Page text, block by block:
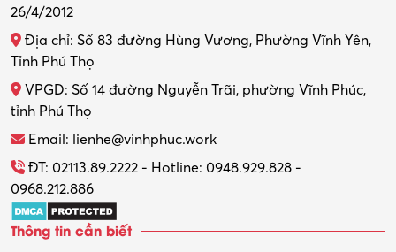
26/4/2012
Địa chỉ: Số 83 đường Hùng Vương, Phường Vĩnh Yên,
Tỉnh Phú Thọ
VPGD: Số 14 đường Nguyễn Trãi, phường Vĩnh Phúc,
tỉnh Phú Thọ
Email: lienhe@vinhphuc.work
ĐT: 02113.89.2222 - Hotline: 0948.929.828 -
0968.212.886
Thông tin cần biết